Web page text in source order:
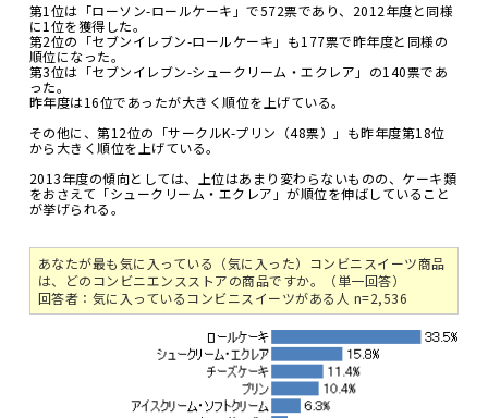
第1位は「ローソン-ロールケーキ」で572票であり、2012年度と同様
に1位を獲得した。
第2位の「セブンイレブン-ロールケーキ」も177票で昨年度と同様の
順位になった。
第3位は「セブンイレブン-シュークリーム・エクレア」の140票であ
った。
昨年度は16位であったが大きく順位を上げている。
その他に、第12位の「サークルK-プリン（48票）」も昨年度第18位
から大きく順位を上げている。
2013年度の傾向としては、上位はあまり変わらないものの、ケーキ類
をおさえて「シュークリーム・エクレア」が順位を伸ばしていること
が挙げられる。
あなたが最も気に入っている（気に入った）コンビニスイーツ商品
は、どのコンビニエンスストアの商品ですか。（単一回答）
回答者：気に入っているコンビニスイーツがある人 n=2,536